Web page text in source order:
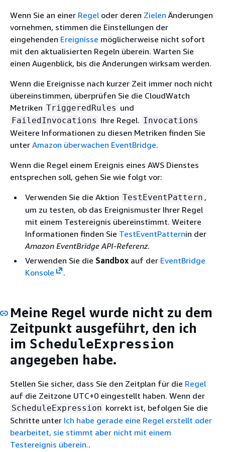
Wenn Sie an einer Regel oder deren Zielen Änderungen
vornehmen, stimmen die Einstellungen der
eingehenden Ereignisse möglicherweise nicht sofort
mit den aktualisierten Regeln überein. Warten Sie
einen Augenblick, bis die Änderungen wirksam werden.
Wenn die Ereignisse nach kurzer Zeit immer noch nicht
übereinstimmen, überprüfen Sie die CloudWatch
Metriken TriggeredRules und
FailedInvocations Ihre Regel. Invocations
Weitere Informationen zu diesen Metriken finden Sie
unter Amazon überwachen EventBridge.
Wenn die Regel einem Ereignis eines AWS Dienstes
entsprechen soll, gehen Sie wie folgt vor:
Verwenden Sie die Aktion TestEventPattern ,
um zu testen, ob das Ereignismuster Ihrer Regel
mit einem Testereignis übereinstimmt. Weitere
Informationen finden Sie TestEventPatternin der
Amazon EventBridge API-Referenz.
Verwenden Sie die Sandbox auf der EventBridge
Konsole
.
Meine Regel wurde nicht zu dem
Zeitpunkt ausgeführt, den ich
im ScheduleExpression
angegeben habe.
Stellen Sie sicher, dass Sie den Zeitplan für die Regel
auf die Zeitzone UTC+0 eingestellt haben. Wenn der
ScheduleExpression korrekt ist, befolgen Sie die
Schritte unter Ich habe gerade eine Regel erstellt oder
bearbeitet, sie stimmt aber nicht mit einem
Testereignis überein..